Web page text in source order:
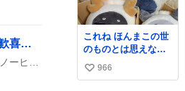
葛葉、ノーヒットノーラン達成で麒麟高校がコールド勝ち！ファン歓喜の声続出
にじ甲2026の第1試合で、麒麟高校が抜刀高校と対戦。先発投手の葛葉が7回ノーヒットノーランを披露し、相手にヒットを許さず、7-0のコールド勝ちで初戦突破した。
これね ほんまこの世
のものとは思えない
くらい臭いの マジ
で、死ぬほど、臭い
い
966